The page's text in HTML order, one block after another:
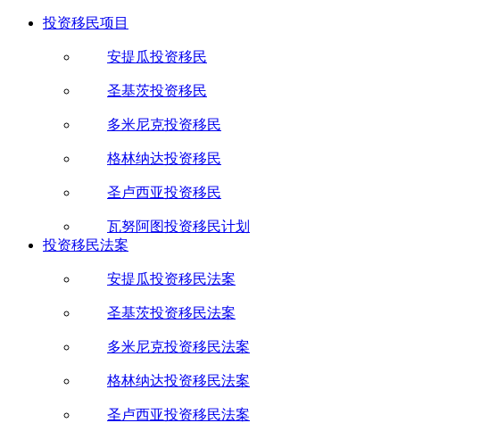
投资移民项目
安提瓜投资移民
圣基茨投资移民
多米尼克投资移民
格林纳达投资移民
圣卢西亚投资移民
瓦努阿图投资移民计划
投资移民法案
安提瓜投资移民法案
圣基茨投资移民法案
多米尼克投资移民法案
格林纳达投资移民法案
圣卢西亚投资移民法案